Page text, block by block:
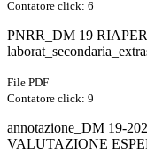
Contatore click: 6
PNRR_DM 19
File PDF
Contatore click: 9
annotazione_DM 19-
VALUTAZIONE